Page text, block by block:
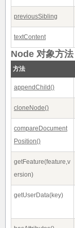
previousSibling
textContent
Node 对象方法
方法
appendChild()
cloneNode()
compareDocument
Position()
getFeature(feature,v
ersion)
getUserData(key)